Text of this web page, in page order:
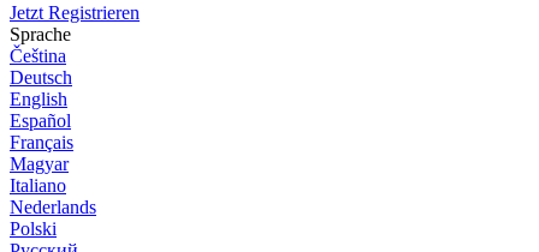
Jetzt Registrieren
Sprache
Čeština
Deutsch
English
Español
Français
Magyar
Italiano
Nederlands
Polski